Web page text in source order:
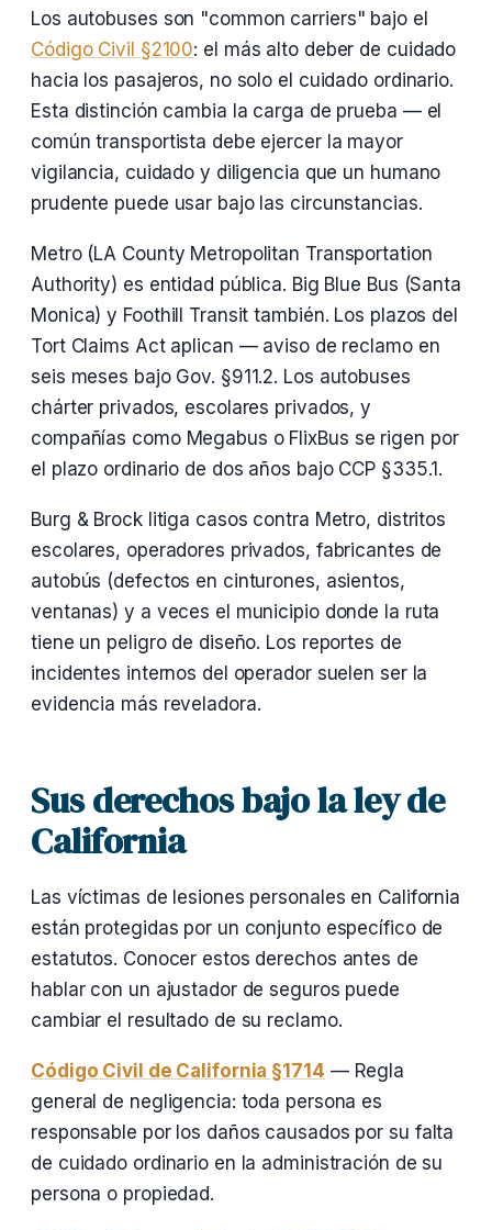
Los autobuses son "common carriers" bajo el
Código Civil §2100: el más alto deber de cuidado
hacia los pasajeros, no solo el cuidado ordinario.
Esta distinción cambia la carga de prueba — el
común transportista debe ejercer la mayor
vigilancia, cuidado y diligencia que un humano
prudente puede usar bajo las circunstancias.
Metro (LA County Metropolitan Transportation
Authority) es entidad pública. Big Blue Bus (Santa
Monica) y Foothill Transit también. Los plazos del
Tort Claims Act aplican — aviso de reclamo en
seis meses bajo Gov. §911.2. Los autobuses
chárter privados, escolares privados, y
compañías como Megabus o FlixBus se rigen por
el plazo ordinario de dos años bajo CCP §335.1.
Burg & Brock litiga casos contra Metro, distritos
escolares, operadores privados, fabricantes de
autobús (defectos en cinturones, asientos,
ventanas) y a veces el municipio donde la ruta
tiene un peligro de diseño. Los reportes de
incidentes internos del operador suelen ser la
evidencia más reveladora.
Sus derechos bajo la ley de
California
Las víctimas de lesiones personales en California
están protegidas por un conjunto específico de
estatutos. Conocer estos derechos antes de
hablar con un ajustador de seguros puede
cambiar el resultado de su reclamo.
Código Civil de California §1714 — Regla
general de negligencia: toda persona es
responsable por los daños causados por su falta
de cuidado ordinario en la administración de su
persona o propiedad.